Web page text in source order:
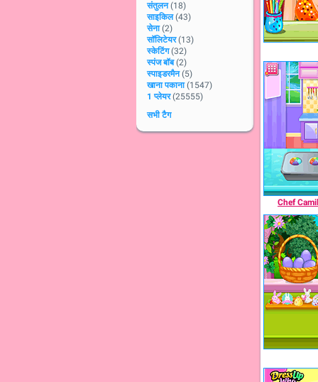
संतुलन (18)
साइकिल (43)
सेना (2)
सॉलिटेयर (13)
स्केटिंग (32)
स्पंज बॉब (2)
स्पाइडरमैन (5)
खाना पकाना (1547)
1 प्लेयर (25555)
सभी टैग
Chef